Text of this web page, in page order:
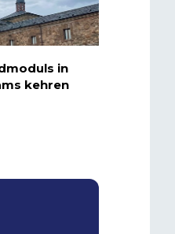
in
kehren